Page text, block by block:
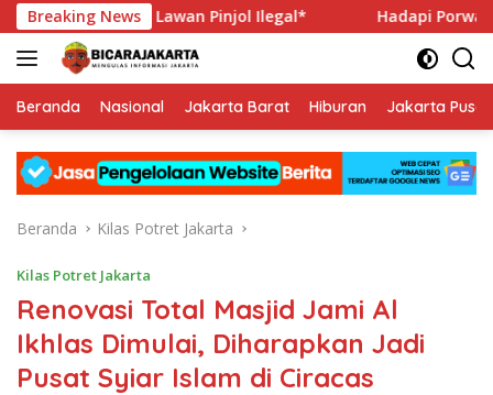
Langsung
ke
konten
Breaking News
Publik Lawan Pinjol Ilegal* Hadapi Porwanas
Beranda Nasional Jakarta Barat Hiburan Jakarta Pusat
Beranda Kilas Potret Jakarta
Kilas Potret Jakarta
Renovasi Total Masjid Jami Al
Ikhlas Dimulai, Diharapkan Jadi
Pusat Syiar Islam di Ciracas